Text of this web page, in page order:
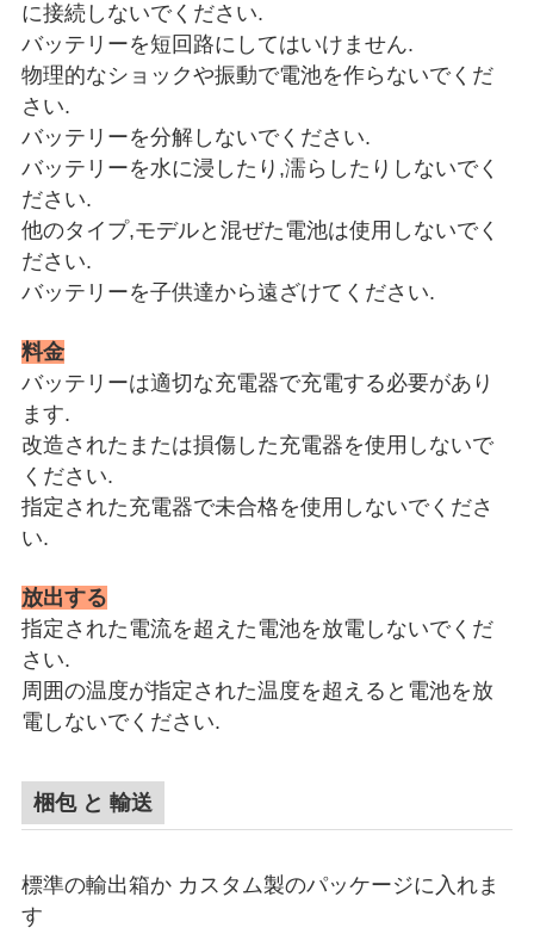
に接続しないでください.
バッテリーを短回路にしてはいけません.
物理的なショックや振動で電池を作らないでくだ
さい.
バッテリーを分解しないでください.
バッテリーを水に浸したり,濡らしたりしないでく
ださい.
他のタイプ,モデルと混ぜた電池は使用しないでく
ださい.
バッテリーを子供達から遠ざけてください.
料金
バッテリーは適切な充電器で充電する必要があり
ます.
改造されたまたは損傷した充電器を使用しないで
ください.
指定された充電器で未合格を使用しないでくださ
い.
放出する
指定された電流を超えた電池を放電しないでくだ
さい.
周囲の温度が指定された温度を超えると電池を放
電しないでください.
梱包 と 輸送
標準の輸出箱か カスタム製のパッケージに入れま
す